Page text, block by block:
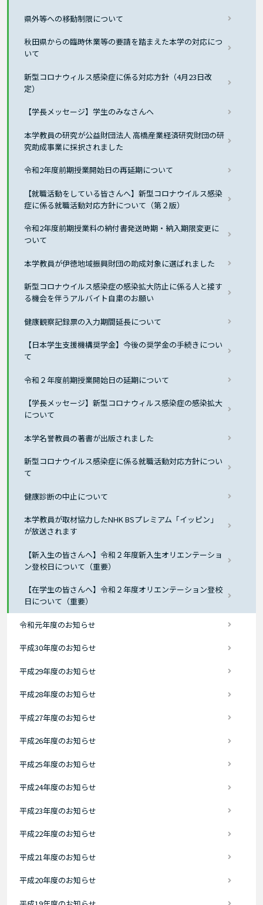
県外等への移動制限について
秋田県からの臨時休業等の要請を踏まえた本学の対応につ
いて
新型コロナウィルス感染症に係る対応方針（4月23日改
定）
【学長メッセージ】学生のみなさんへ
本学教員の研究が公益財団法人 高橋産業経済研究財団の研
究助成事業に採択されました
令和2年度前期授業開始日の再延期について
【就職活動をしている皆さんへ】新型コロナウイルス感染
症に係る就職活動対応方針について（第２版）
令和2年度前期授業料の納付書発送時期・納入期限変更に
ついて
本学教員が伊徳地域振興財団の助成対象に選ばれました
新型コロナウイルス感染症の感染拡大防止に係る人と接す
る機会を伴うアルバイト自粛のお願い
健康観察記録票の入力期間延長について
【日本学生支援機構奨学金】今後の奨学金の手続きについ
て
令和２年度前期授業開始日の延期について
【学長メッセージ】新型コロナウィルス感染症の感染拡大
について
本学名誉教員の著書が出版されました
新型コロナウイルス感染症に係る就職活動対応方針につい
て
健康診断の中止について
本学教員が取材協力したNHK BSプレミアム「イッピン」
が放送されます
【新入生の皆さんへ】令和２年度新入生オリエンテーショ
ン登校日について（重要）
【在学生の皆さんへ】令和２年度オリエンテーション登校
日について（重要）
令和元年度のお知らせ
平成30年度のお知らせ
平成29年度のお知らせ
平成28年度のお知らせ
平成27年度のお知らせ
平成26年度のお知らせ
平成25年度のお知らせ
平成24年度のお知らせ
平成23年度のお知らせ
平成22年度のお知らせ
平成21年度のお知らせ
平成20年度のお知らせ